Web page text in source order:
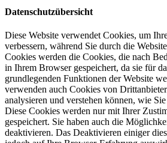
Datenschutzübersicht
Diese Website verwendet Cookies, um
verbessern, während Sie durch die
Cookies werden die Cookies, die nach
in Ihrem Browser gespeichert, da sie für
grundlegenden Funktionen der Website
verwenden auch Cookies von
analysieren und verstehen können, wie
Diese Cookies werden nur mit Ihrer
gespeichert. Sie haben auch die
deaktivieren. Das Deaktivieren einiger